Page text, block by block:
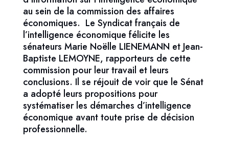
au sein de la commission des affaires
économiques. Le Syndicat français de
l’intelligence économique félicite les
sénateurs Marie Noëlle LIENEMANN et Jean-
Baptiste LEMOYNE, rapporteurs de cette
commission pour leur travail et leurs
conclusions. Il se réjouit de voir que le Sénat
a adopté leurs propositions pour
systématiser les démarches d’intelligence
économique avant toute prise de décision
professionnelle.